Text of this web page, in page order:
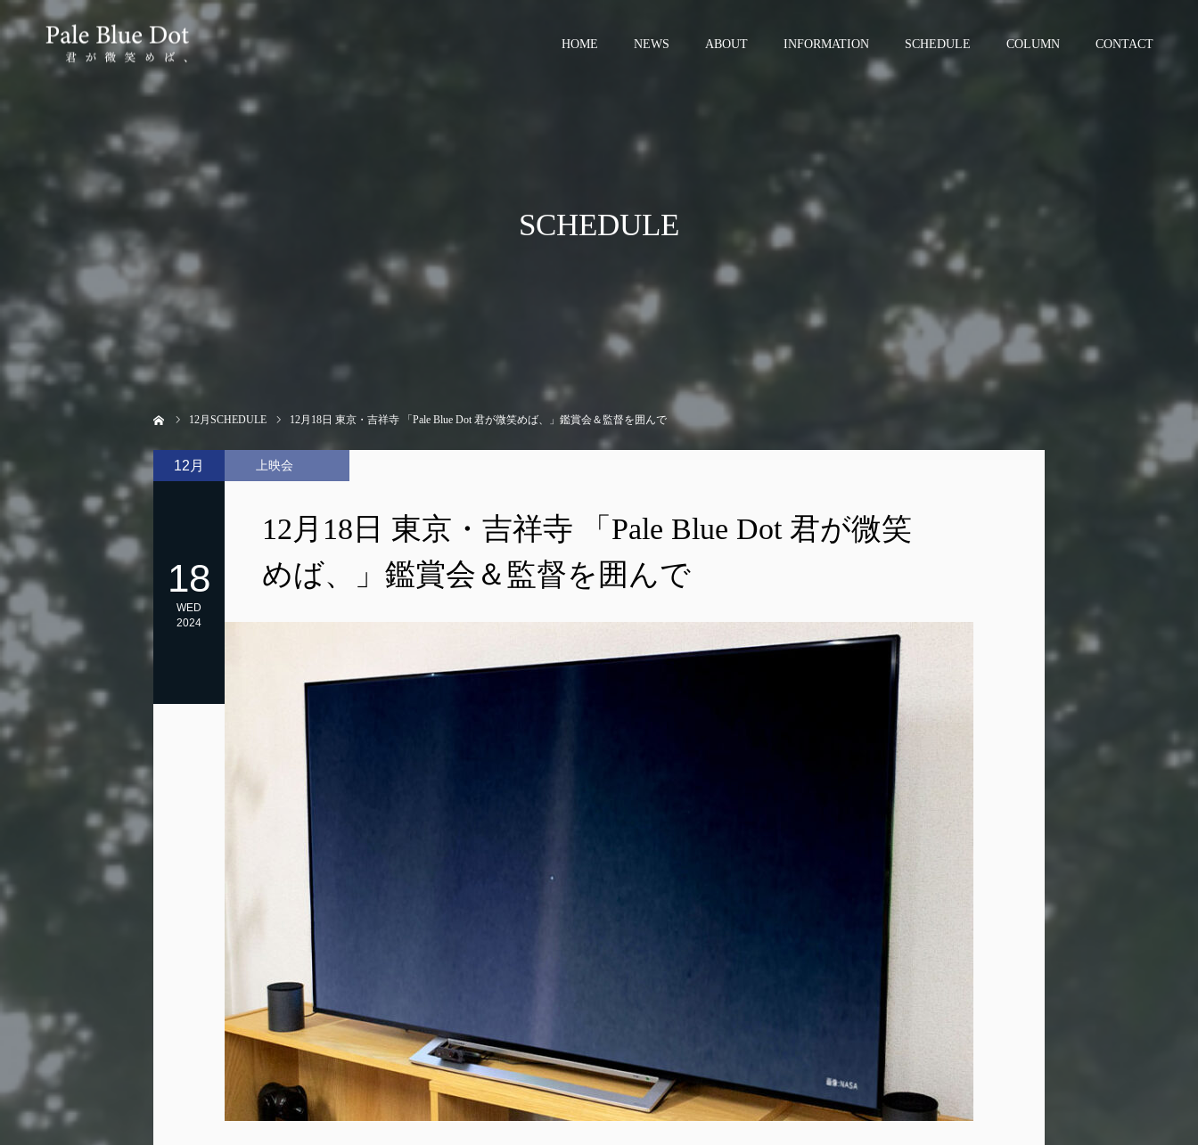
HOME NEWS ABOUT INFORMATION SCHEDULE COLUMN CONTACT
SCHEDULE
12月SCHEDULE 12月18日 東京・吉祥寺 「Pale Blue Dot 君が微笑めば、」鑑賞会＆監督を囲んで
12月18日 東京・吉祥寺 「Pale Blue Dot 君が微笑
めば、」鑑賞会＆監督を囲んで
12月
18
WED
2024
上映会